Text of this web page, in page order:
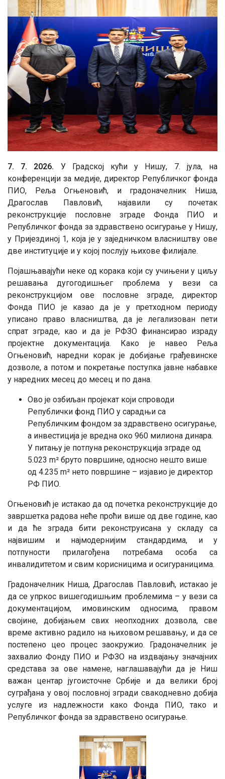
7. 7. 2026. У Градској кући у Нишу, 7. јула, на
конференцији за медије, директор Републичког фонда
ПИО, Реља Огњеновић, и градоначелник Ниша,
Драгослав Павловић, најавили су почетак
реконструкције пословне зграде Фонда ПИО и
Републичког фонда за здравствено осигурање у Нишу,
у Пријездиној 1, која је у заједничком власништву ове
две институције и у којој послују њихове филијале.
Појашњавајући неке од корака који су учињени у циљу
решавања дугогодишњег проблема у вези са
реконструкцијом ове пословне зграде, директор
Фонда ПИО је казао да је у претходном периоду
уписано право власништва, да је легализован пети
спрат зграде, као и да је РФЗО финансирао израду
пројектне документација. Како је навео Реља
Огњеновић, наредни корак је добијање грађевинске
дозволе, а потом и покретање поступка јавне набавке
у наредних месец до месец и по дана.
Ово је озбиљан пројекат који спроводи
Републички фонд ПИО у сарадњи са
Републичким фондом за здравствено осигурање,
а инвестиција је вредна око 960 милиона динара.
У питању је потпуна реконструкција зграде од
5.023 m² бруто површине, односно нешто више
од 4.235 m² нето површине – изјавио је директор
РФ ПИО.
Огњеновић је истакао да од почетка реконструкције до
завршетка радова неће проћи више од две године, као
и да ће зграда бити реконструисана у складу са
највишим и најмодернијим стандардима, и у
потпуности прилагођена потребама особа са
инвалидитетом и свим корисницима и осигураницима.
Градоначелник Ниша, Драгослав Павловић, истакао је
да се упркос вишегодишњим проблемима – у вези са
документацијом, имовинским односима, правом
својине, добијањем свих неопходних дозвола, све
време активно радило на њиховом решавању, и да се
постепено цео процес заокружио. Градоначелник је
захвалио Фонду ПИО и РФЗО на издвајању значајних
средстава за ове намене, наглашавајући да је Ниш
важан центар југоисточне Србије и да велики број
суграђана у овој пословној згради свакодневно добија
услуге из надлежности како Фонда ПИО, тако и
Републичког фонда за здравствено осигурање.